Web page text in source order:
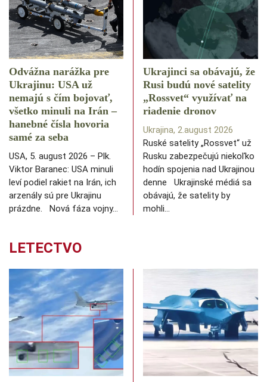
Odvážna narážka pre
Ukrajinu: USA už
nemajú s čím bojovať,
všetko minuli na Irán –
hanebné čísla hovoria
samé za seba
USA, 5. august 2026 – Plk.
Viktor Baranec: USA minuli
leví podiel rakiet na Irán, ich
arzenály sú pre Ukrajinu
prázdne. Nová fáza vojny…
Ukrajinci sa obávajú, že
Rusi budú nové satelity
„Rossvet“ využívať na
riadenie dronov
Ukrajina, 2.august 2026
Ruské satelity „Rossvet“ už
Rusku zabezpečujú niekoľko
hodín spojenia nad Ukrajinou
denne Ukrajinské médiá sa
obávajú, že satelity by
mohli…
LETECTVO